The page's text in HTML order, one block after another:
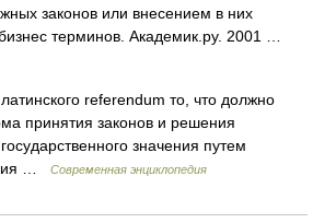
законов или внесением в них
терминов. Академик.ру. 2001 …
referendum то, что должно
принятия законов и решения
значения путем
…
Современная энциклопедия